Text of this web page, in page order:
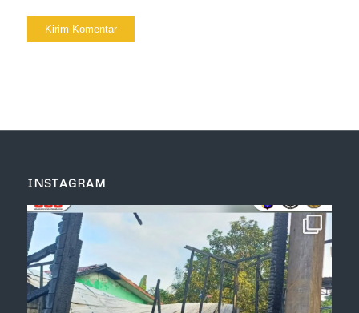
INSTAGRAM